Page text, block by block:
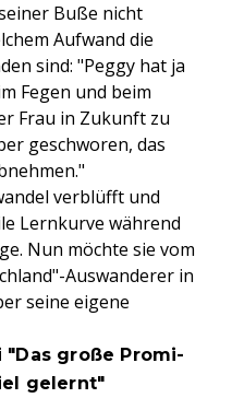
Buße nicht
Aufwand die
sind: "Peggy hat ja
Fegen und beim
Frau in Zukunft zu
geschworen, das
verblüfft und
Lernkurve während
Nun möchte sie vom
Auswanderer in
seine eigene
große Promi-
gelernt"